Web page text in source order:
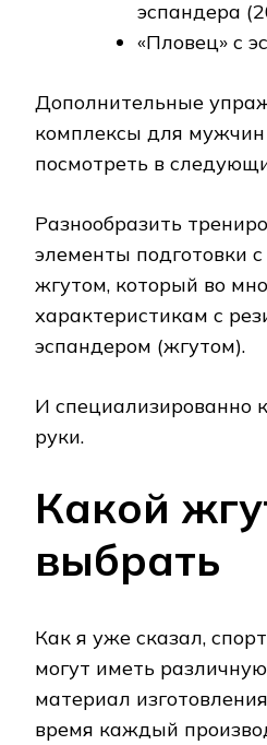
эспандера
«Пловец» с
Дополнительные
комплексы для
посмотреть в
Разнообразить
элементы подготовки
жгутом, который во
характеристикам с
эспандером (жгутом).
И специализированно
руки.
Какой
выбрать
Как я уже сказал,
могут иметь
материал
время каждый